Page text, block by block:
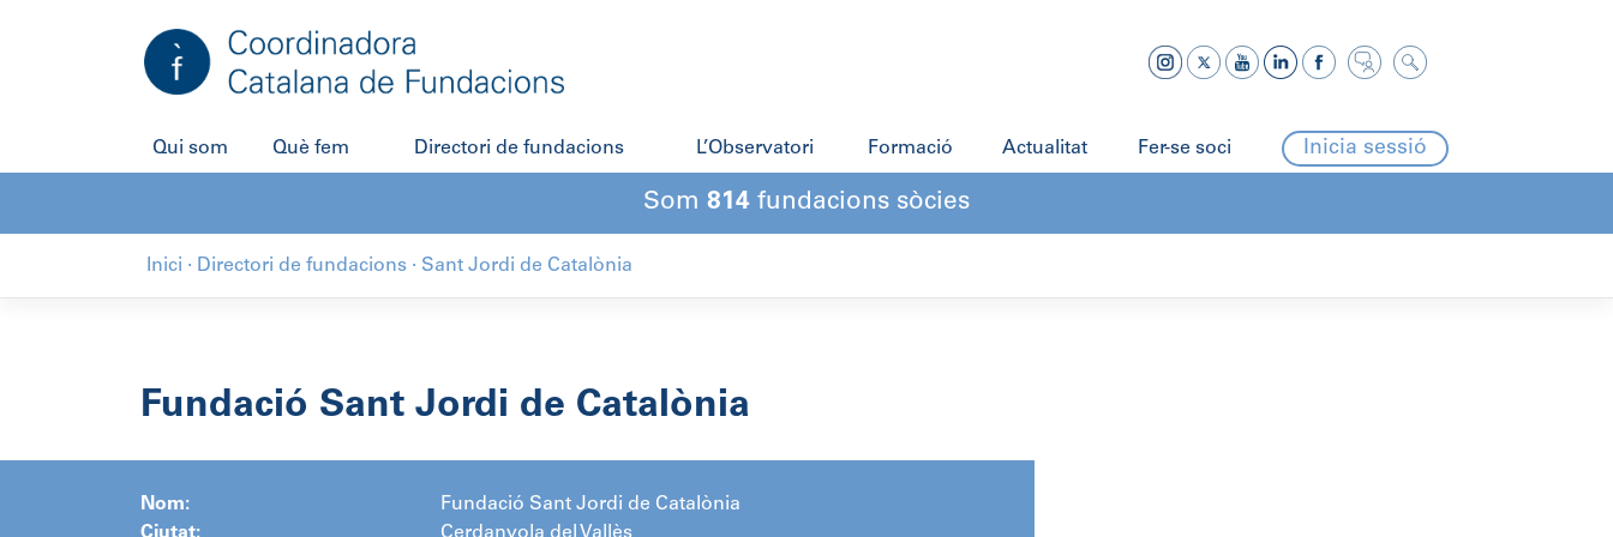
Qui som Què fem Directori de fundacions L’Observatori Formació Actualitat Fer-se soci Inicia sessió
Som 814 fundacions sòcies
Inici · Directori de fundacions · Sant Jordi de Catalònia
Fundació Sant Jordi de Catalònia
Nom:
Fundació Sant Jordi de Catalònia